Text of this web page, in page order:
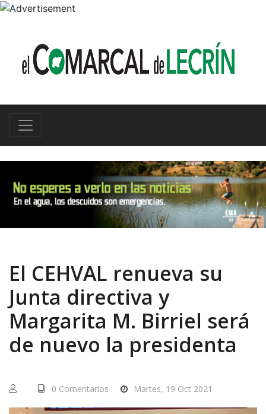
El CEHVAL renueva su
Junta directiva y
Margarita M. Birriel será
de nuevo la presidenta
0 Comentarios Martes, 19 Oct 2021